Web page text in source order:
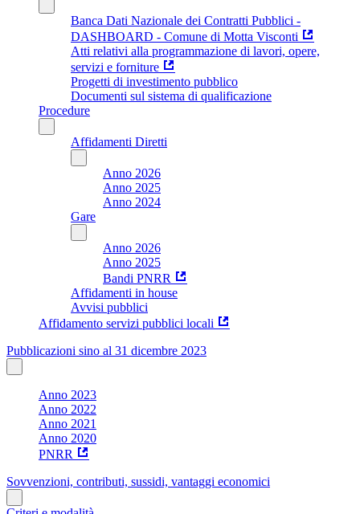
Banca Dati Nazionale dei Contratti Pubblici -
DASHBOARD - Comune di Motta Visconti
Atti relativi alla programmazione di lavori, opere,
servizi e forniture
Progetti di investimento pubblico
Documenti sul sistema di qualificazione
Procedure
Affidamenti Diretti
Anno 2026
Anno 2025
Anno 2024
Gare
Anno 2026
Anno 2025
Bandi PNRR
Affidamenti in house
Avvisi pubblici
Affidamento servizi pubblici locali
Pubblicazioni sino al 31 dicembre 2023
Anno 2023
Anno 2022
Anno 2021
Anno 2020
PNRR
Sovvenzioni, contributi, sussidi, vantaggi economici